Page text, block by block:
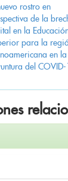
rostro en
de la
en la
para la
en la
del